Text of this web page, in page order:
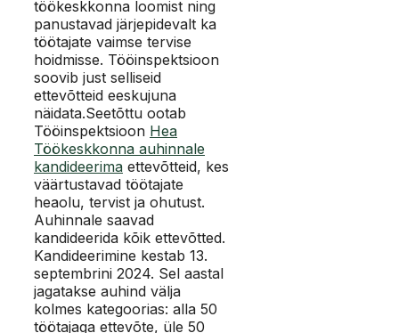
töökeskkonna loomist ning
panustavad järjepidevalt ka
töötajate vaimse tervise
hoidmisse. Tööinspektsioon
soovib just selliseid
ettevõtteid eeskujuna
näidata.Seetõttu ootab
Tööinspektsioon Hea
Töökeskkonna auhinnale
kandideerima ettevõtteid, kes
väärtustavad töötajate
heaolu, tervist ja ohutust.
Auhinnale saavad
kandideerida kõik ettevõtted.
Kandideerimine kestab 13.
septembrini 2024. Sel aastal
jagatakse auhind välja
kolmes kategoorias: alla 50
töötajaga ettevõte, üle 50